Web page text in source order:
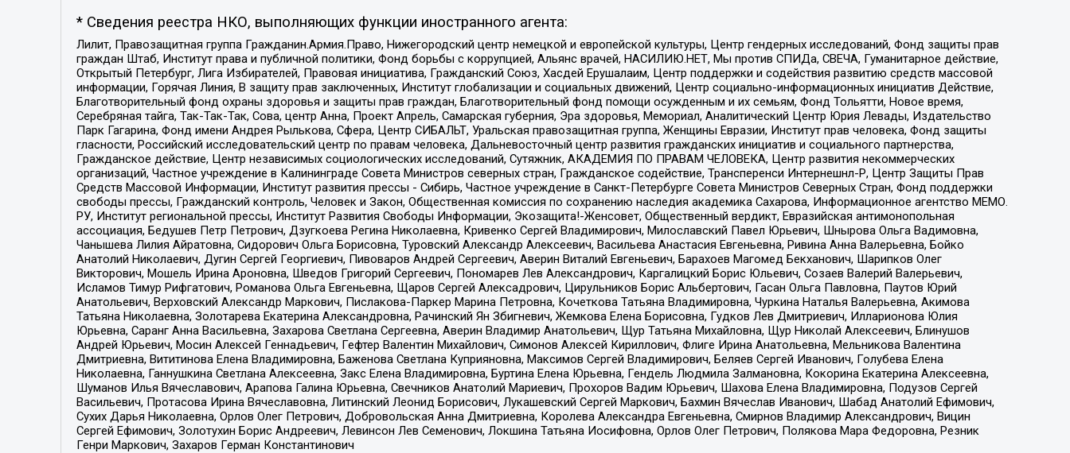
* Сведения реестра НКО, выполняющих функции иностранного агента:
Лилит, Правозащитная группа Гражданин.Армия.Право, Нижегородский центр немецкой и европейской культуры, Центр гендерных исследований, Фонд защиты прав
граждан Штаб, Институт права и публичной политики, Фонд борьбы с коррупцией, Альянс врачей, НАСИЛИЮ.НЕТ, Мы против СПИДа, СВЕЧА, Гуманитарное действие,
Открытый Петербург, Лига Избирателей, Правовая инициатива, Гражданский Союз, Хасдей Ерушалаим, Центр поддержки и содействия развитию средств массовой
информации, Горячая Линия, В защиту прав заключенных, Институт глобализации и социальных движений, Центр социально-информационных инициатив Действие,
Благотворительный фонд охраны здоровья и защиты прав граждан, Благотворительный фонд помощи осужденным и их семьям, Фонд Тольятти, Новое время,
Серебряная тайга, Так-Так-Так, Сова, центр Анна, Проект Апрель, Самарская губерния, Эра здоровья, Мемориал, Аналитический Центр Юрия Левады, Издательство
Парк Гагарина, Фонд имени Андрея Рылькова, Сфера, Центр СИБАЛЬТ, Уральская правозащитная группа, Женщины Евразии, Институт прав человека, Фонд защиты
гласности, Российский исследовательский центр по правам человека, Дальневосточный центр развития гражданских инициатив и социального партнерства,
Гражданское действие, Центр независимых социологических исследований, Сутяжник, АКАДЕМИЯ ПО ПРАВАМ ЧЕЛОВЕКА, Центр развития некоммерческих
организаций, Частное учреждение в Калининграде Совета Министров северных стран, Гражданское содействие, Трансперенси Интернешнл-Р, Центр Защиты Прав
Средств Массовой Информации, Институт развития прессы - Сибирь, Частное учреждение в Санкт-Петербурге Совета Министров Северных Стран, Фонд поддержки
свободы прессы, Гражданский контроль, Человек и Закон, Общественная комиссия по сохранению наследия академика Сахарова, Информационное агентство МЕМО.
РУ, Институт региональной прессы, Институт Развития Свободы Информации, Экозащита!-Женсовет, Общественный вердикт, Евразийская антимонопольная
ассоциация, Бедушев Петр Петрович, Дзугкоева Регина Николаевна, Кривенко Сергей Владимирович, Милославский Павел Юрьевич, Шнырова Ольга Вадимовна,
Чанышева Лилия Айратовна, Сидорович Ольга Борисовна, Туровский Александр Алексеевич, Васильева Анастасия Евгеньевна, Ривина Анна Валерьевна, Бойко
Анатолий Николаевич, Дугин Сергей Георгиевич, Пивоваров Андрей Сергеевич, Аверин Виталий Евгеньевич, Барахоев Магомед Бекханович, Шарипков Олег
Викторович, Мошель Ирина Ароновна, Шведов Григорий Сергеевич, Пономарев Лев Александрович, Каргалицкий Борис Юльевич, Созаев Валерий Валерьевич,
Исламов Тимур Рифгатович, Романова Ольга Евгеньевна, Щаров Сергей Алексадрович, Цирульников Борис Альбертович, Гасан Ольга Павловна, Паутов Юрий
Анатольевич, Верховский Александр Маркович, Пислакова-Паркер Марина Петровна, Кочеткова Татьяна Владимировна, Чуркина Наталья Валерьевна, Акимова
Татьяна Николаевна, Золотарева Екатерина Александровна, Рачинский Ян Збигневич, Жемкова Елена Борисовна, Гудков Лев Дмитриевич, Илларионова Юлия
Юрьевна, Саранг Анна Васильевна, Захарова Светлана Сергеевна, Аверин Владимир Анатольевич, Щур Татьяна Михайловна, Щур Николай Алексеевич, Блинушов
Андрей Юрьевич, Мосин Алексей Геннадьевич, Гефтер Валентин Михайлович, Симонов Алексей Кириллович, Флиге Ирина Анатольевна, Мельникова Валентина
Дмитриевна, Вититинова Елена Владимировна, Баженова Светлана Куприяновна, Максимов Сергей Владимирович, Беляев Сергей Иванович, Голубева Елена
Николаевна, Ганнушкина Светлана Алексеевна, Закс Елена Владимировна, Буртина Елена Юрьевна, Гендель Людмила Залмановна, Кокорина Екатерина Алексеевна,
Шуманов Илья Вячеславович, Арапова Галина Юрьевна, Свечников Анатолий Мариевич, Прохоров Вадим Юрьевич, Шахова Елена Владимировна, Подузов Сергей
Васильевич, Протасова Ирина Вячеславовна, Литинский Леонид Борисович, Лукашевский Сергей Маркович, Бахмин Вячеслав Иванович, Шабад Анатолий Ефимович,
Сухих Дарья Николаевна, Орлов Олег Петрович, Добровольская Анна Дмитриевна, Королева Александра Евгеньевна, Смирнов Владимир Александрович, Вицин
Сергей Ефимович, Золотухин Борис Андреевич, Левинсон Лев Семенович, Локшина Татьяна Иосифовна, Орлов Олег Петрович, Полякова Мара Федоровна, Резник
Генри Маркович, Захаров Герман Константинович